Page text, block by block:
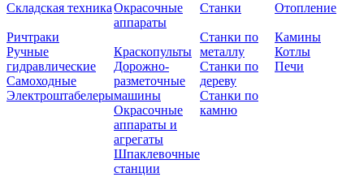
Складская техника
Ричтраки
Ручные
гидравлические
Самоходные
Электроштабелеры
Окрасочные
аппараты
Краскопульты
Дорожно-
разметочные
машины
Окрасочные
аппараты и
агрегаты
Шпаклевочные
станции
Станки
Станки по
металлу
Станки по
дереву
Станки по
камню
Отопление
Камины
Котлы
Печи